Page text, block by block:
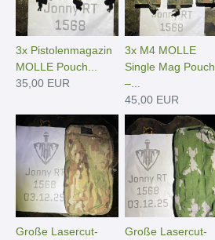
3x Pistolenmagazin
MOLLE Pouch...
35,00 EUR
3x M4 MOLLE
Single Mag Pouch
–...
45,00 EUR
Große Lasercut-
Große Lasercut-